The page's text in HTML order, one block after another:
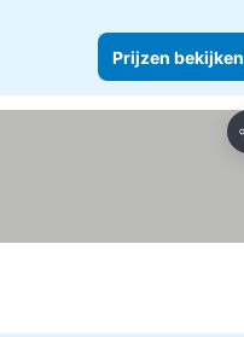
Prijzen bekijken